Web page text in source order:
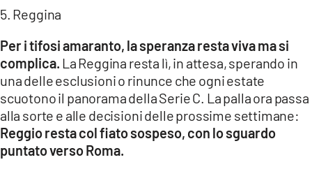
5. Reggina
Per i tifosi amaranto, la speranza resta viva ma si
complica. La Reggina resta lì, in attesa, sperando in
una delle esclusioni o rinunce che ogni estate
scuotono il panorama della Serie C. La palla ora passa
alla sorte e alle decisioni delle prossime settimane:
Reggio resta col fiato sospeso, con lo sguardo
puntato verso Roma.